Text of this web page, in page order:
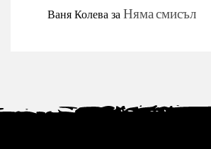
Ваня КолевазаНяма смисъл